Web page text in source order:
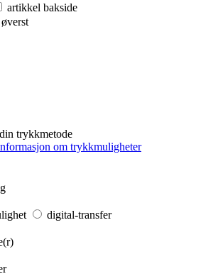
artikkel bakside
trykkmetode
om trykkmuligheter
digital-transfer